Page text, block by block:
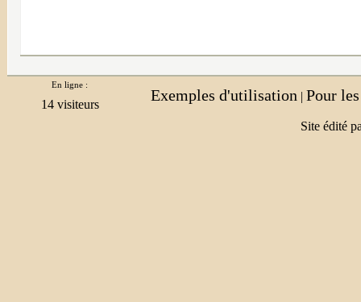
En ligne :
Exemples d'utilisation | Pour
Site édité